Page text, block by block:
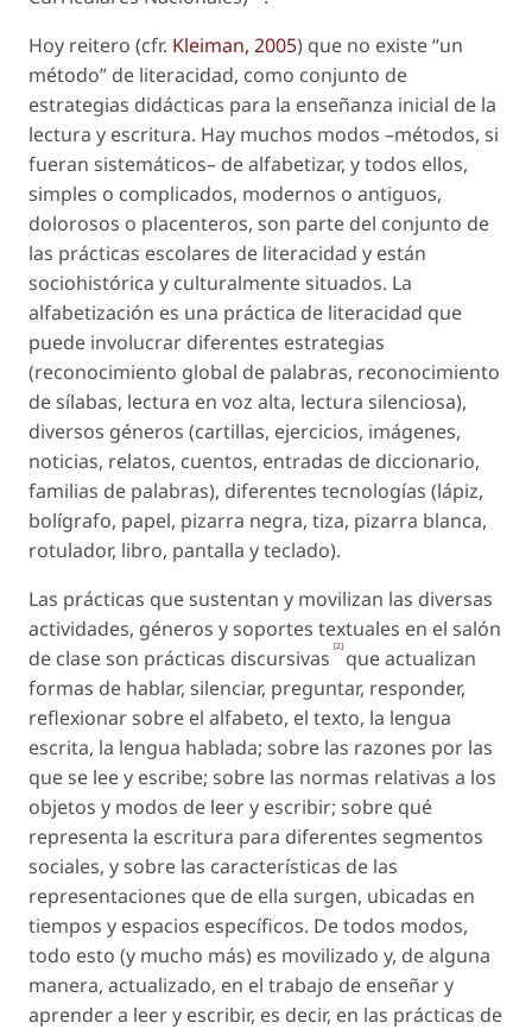
Hoy reitero (cfr. Kleiman, 2005) que no existe “un
método” de literacidad, como conjunto de
estrategias didácticas para la enseñanza inicial de la
lectura y escritura. Hay muchos modos –métodos, si
fueran sistemáticos– de alfabetizar, y todos ellos,
simples o complicados, modernos o antiguos,
dolorosos o placenteros, son parte del conjunto de
las prácticas escolares de literacidad y están
sociohistórica y culturalmente situados. La
alfabetización es una práctica de literacidad que
puede involucrar diferentes estrategias
(reconocimiento global de palabras, reconocimiento
de sílabas, lectura en voz alta, lectura silenciosa),
diversos géneros (cartillas, ejercicios, imágenes,
noticias, relatos, cuentos, entradas de diccionario,
familias de palabras), diferentes tecnologías (lápiz,
bolígrafo, papel, pizarra negra, tiza, pizarra blanca,
rotulador, libro, pantalla y teclado).
Las prácticas que sustentan y movilizan las diversas
actividades, géneros y soportes textuales en el salón
de clase son prácticas discursivas [2] que actualizan
formas de hablar, silenciar, preguntar, responder,
reflexionar sobre el alfabeto, el texto, la lengua
escrita, la lengua hablada; sobre las razones por las
que se lee y escribe; sobre las normas relativas a los
objetos y modos de leer y escribir; sobre qué
representa la escritura para diferentes segmentos
sociales, y sobre las características de las
representaciones que de ella surgen, ubicadas en
tiempos y espacios específicos. De todos modos,
todo esto (y mucho más) es movilizado y, de alguna
manera, actualizado, en el trabajo de enseñar y
aprender a leer y escribir, es decir, en las prácticas de